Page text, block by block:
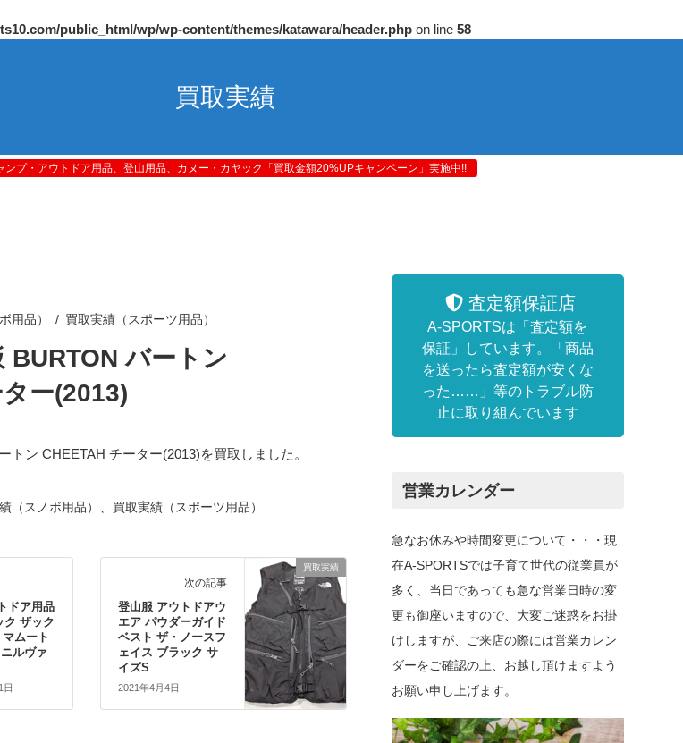
public_html/wp/wp-content/themes/katawara/header.php on line 58
買取実績
ンプ・アウトドア用品、登山用品、カヌー・カヤック「買取金額20%UPキャンペーン」実施中!!
用品） 買取実績（スポーツ用品）
BURTON バートン
ー(2013)
トン CHEETAH チーター(2013)を買取しました。
（スノボ用品） 買取実績（スポーツ用品）
ドア用品
ク ザック
ムート
ルヴァ
日
買取実績
次の記事
登山服 アウトドアウ
エア パウダーガイド
ベスト ザ・ノースフ
ェイス ブラック サ
イズS
2021年4月4日
査定額保証店
A-SPORTSは「査定額を
保証」しています。「商品
を送ったら査定額が安くな
った……」等のトラブル防
止に取り組んでいます
営業カレンダー
急なお休みや時間変更について・・・現
在A-SPORTSでは子育て世代の従業員が
多く、当日であっても急な営業日時の変
更も御座いますので、大変ご迷惑をお掛
けしますが、ご来店の際には営業カレン
ダーをご確認の上、お越し頂けますよう
お願い申し上げます。